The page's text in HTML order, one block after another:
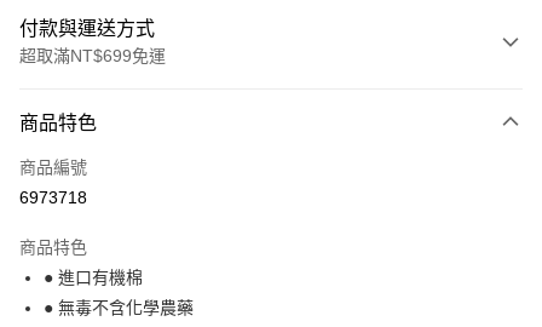
付款與運送方式
超取滿NT$699免運
信用卡一次付款
超商取貨付款
街口支付
悠遊付
商品特色
商品編號
6973718
商品特色
● 進口有機棉
● 無毒不含化學農藥